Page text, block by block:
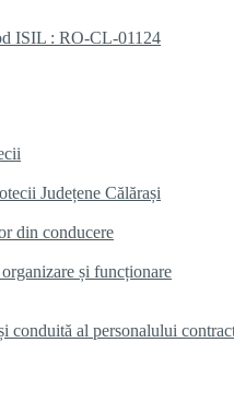
ISIL : RO-CL-01124
Județene Călărași
din conducere
și funcționare
conduită al personalului